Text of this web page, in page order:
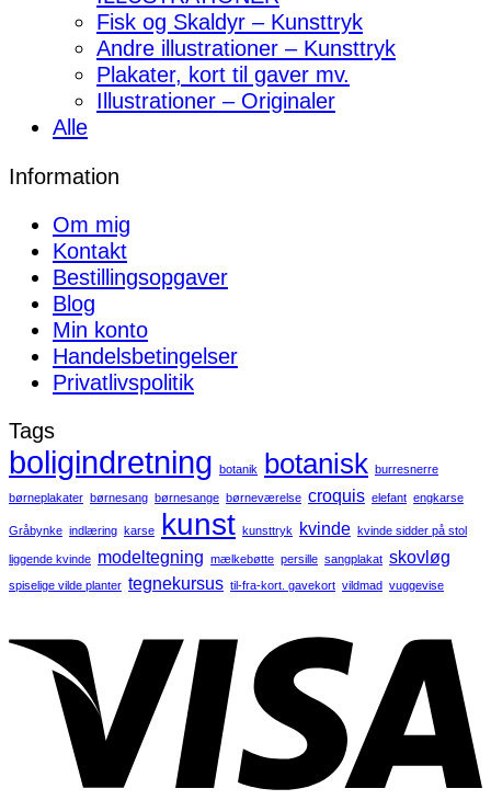
Fisk og Skaldyr – Kunsttryk
Andre illustrationer – Kunsttryk
Plakater, kort til gaver mv.
Illustrationer – Originaler
Alle
Information
Om mig
Kontakt
Bestillingsopgaver
Blog
Min konto
Handelsbetingelser
Privatlivspolitik
Tags
boligindretning botanik botanisk burresnerre
børneplakater børnesang børnesange børneværelse croquis elefant engkarse
Gråbynke indlæring karse kunst kunsttryk kvinde kvinde sidder på stol
liggende kvinde modeltegning mælkebøtte persille sangplakat skovløg
spiselige vilde planter tegnekursus til-fra-kort. gavekort vildmad vuggevise